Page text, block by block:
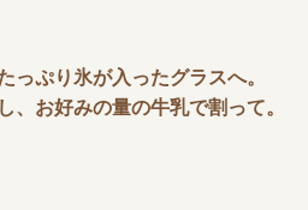
ぷり氷が入ったグラスへ。
お好みの量の牛乳で割って。